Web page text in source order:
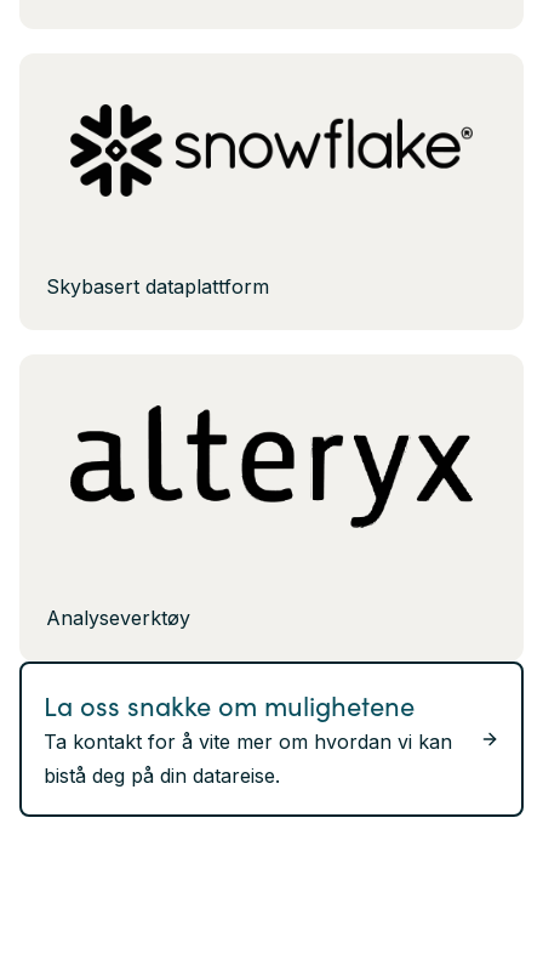
Skybasert dataplattform
Analyseverktøy
La oss snakke om mulighetene
Ta kontakt for å vite mer om hvordan vi kan
bistå deg på din datareise.